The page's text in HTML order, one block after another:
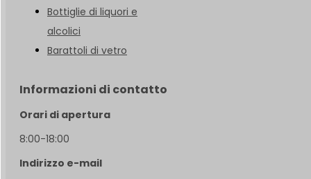
Bottiglie di liquori e
alcolici
Barattoli di vetro
Informazioni di contatto
Orari di apertura
8:00-18:00
Indirizzo e-mail